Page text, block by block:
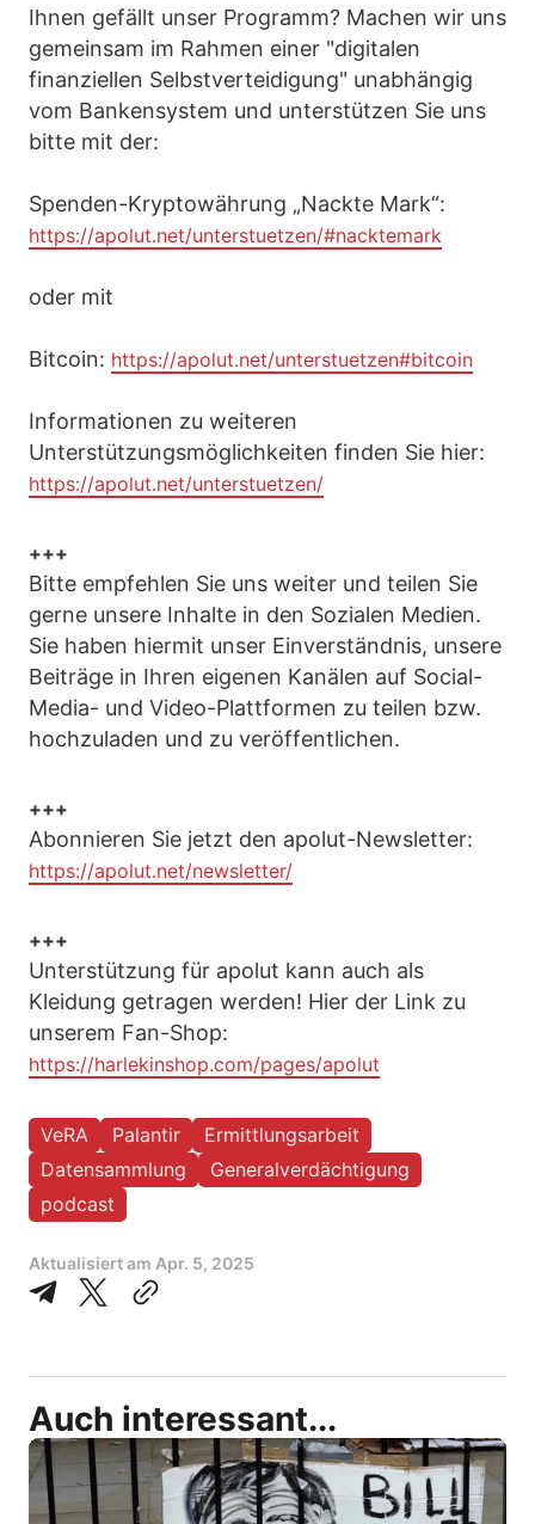
Ihnen gefällt unser Programm? Machen wir uns
gemeinsam im Rahmen einer "digitalen
finanziellen Selbstverteidigung" unabhängig
vom Bankensystem und unterstützen Sie uns
bitte mit der:
Spenden-Kryptowährung „Nackte Mark“:
https://apolut.net/unterstuetzen/#nacktemark
oder mit
Bitcoin: https://apolut.net/unterstuetzen#bitcoin
Informationen zu weiteren
Unterstützungsmöglichkeiten finden Sie hier:
https://apolut.net/unterstuetzen/
+++
Bitte empfehlen Sie uns weiter und teilen Sie
gerne unsere Inhalte in den Sozialen Medien.
Sie haben hiermit unser Einverständnis, unsere
Beiträge in Ihren eigenen Kanälen auf Social-
Media- und Video-Plattformen zu teilen bzw.
hochzuladen und zu veröffentlichen.
+++
Abonnieren Sie jetzt den apolut-Newsletter:
https://apolut.net/newsletter/
+++
Unterstützung für apolut kann auch als
Kleidung getragen werden! Hier der Link zu
unserem Fan-Shop:
https://harlekinshop.com/pages/apolut
VeRA Palantir
Ermittlungsarbeit
Datensammlung
Generalverdächtigung
podcast
Aktualisiert am Apr. 5, 2025
Auch interessant...